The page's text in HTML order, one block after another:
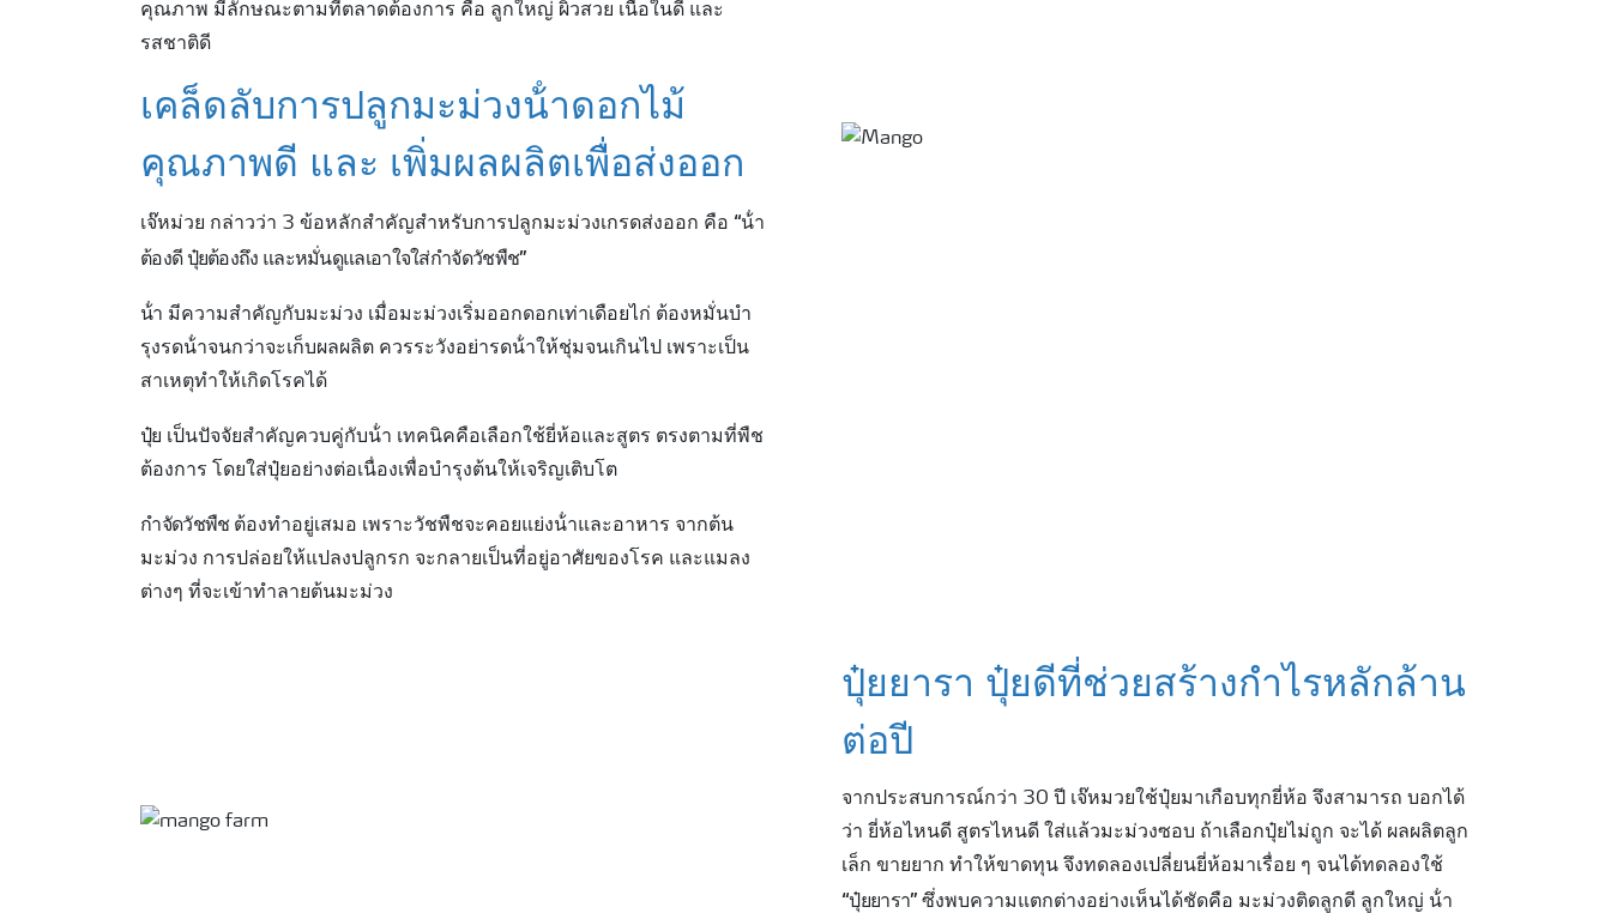
คุณภาพ มีลักษณะตามที่ตลาดต้องการ คือ ลูกใหญ่ ผิวสวย เนื้อในดี และ
รสชาติดี
เคล็ดลับการปลูกมะม่วงน้ําดอกไม้
คุณภาพดี และ เพิ่มผลผลิตเพื่อส่งออก
เจ๊หม่วย กล่าวว่า 3 ข้อหลักสําคัญสําหรับการปลูกมะม่วงเกรดส่งออก คือ “น้ํา
ต้องดี ปุ๋ยต้องถึง และหมั่นดูแลเอาใจใส่กําจัดวัชพืช”
น้ํา มีความสําคัญกับมะม่วง เมื่อมะม่วงเริ่มออกดอกเท่าเดือยไก่ ต้องหมั่นบํา
รุงรดน้ําจนกว่าจะเก็บผลผลิต ควรระวังอย่ารดน้ําให้ชุ่มจนเกินไป เพราะเป็น
สาเหตุทําให้เกิดโรคได้
ปุ๋ย เป็นปัจจัยสําคัญควบคู่กับน้ํา เทคนิคคือเลือกใช้ยี่ห้อและสูตร ตรงตามที่พืช
ต้องการ โดยใส่ปุ๋ยอย่างต่อเนื่องเพื่อบํารุงต้นให้เจริญเติบโต
กําจัดวัชพืช ต้องทําอยู่เสมอ เพราะวัชพืชจะคอยแย่งน้ําและอาหาร จากต้น
มะม่วง การปล่อยให้แปลงปลูกรก จะกลายเป็นที่อยู่อาศัยของโรค และแมลง
ต่างๆ ที่จะเข้าทําลายต้นมะม่วง
ปุ๋ยยารา ปุ๋ยดีที่ช่วยสร้างกําไรหลักล้าน
ต่อปี
จากประสบการณ์กว่า 30 ปี เจ๊หมวยใช้ปุ๋ยมาเกือบทุกยี่ห้อ จึงสามารถ บอกได้
ว่า ยี่ห้อไหนดี สูตรไหนดี ใส่แล้วมะม่วงซอบ ถ้าเลือกปุ๋ยไม่ถูก จะได้ ผลผลิตลูก
เล็ก ขายยาก ทําให้ขาดทุน จึงทดลองเปลี่ยนยี่ห้อมาเรื่อย ๆ จนได้ทดลองใช้
“ปุ๋ยยารา” ซึ่งพบความแตกต่างอย่างเห็นได้ชัดคือ มะม่วงติดลูกดี ลูกใหญ่ น้ํา